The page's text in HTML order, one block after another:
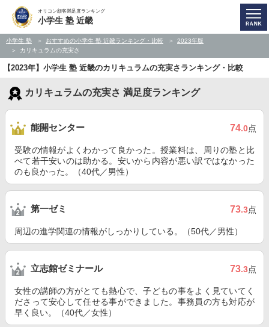
オリコン顧客満足度ランキング
小学生 塾 近畿
小学生 塾 おすすめの小学生 塾 近畿ランキング・比較
2023年版
カリキュラムの充実さ
【2023年】小学生 塾 近畿のカリキュラムの充実さランキング・比較
カリキュラムの充実さ 満足度ランキング
能開センター 74.0点
受験の情報がよくわかって良かった。授業料は、周りの塾と比
べて若干安いのは助かる。安いから内容が悪い訳ではなかった
のも良かった。（40代／男性）
第一ゼミ 73.3点
周辺の進学関連の情報がしっかりしている。（50代／男性）
立志館ゼミナール 73.3点
女性の講師の方がとても熱心で、子どもの事をよく見ていてく
ださって安心して任せる事ができました。事務員の方も対応が
早く良い。（40代／女性）